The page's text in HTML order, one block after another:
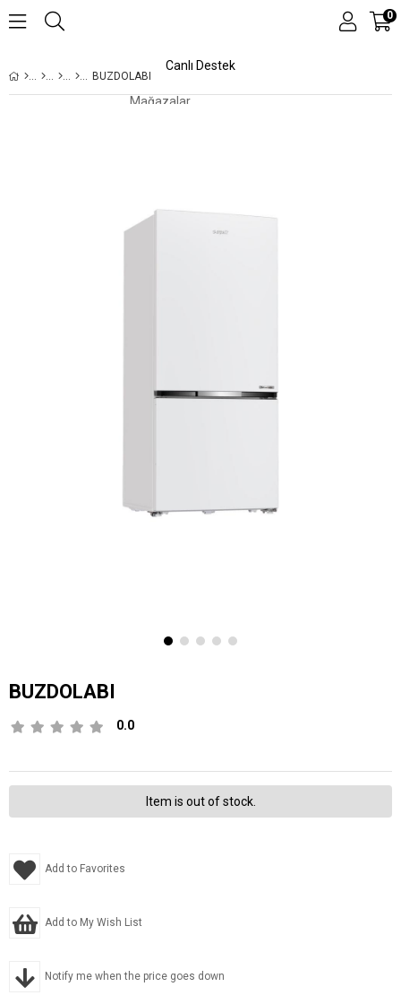
Canlı Destek
Mağazalar
0
BUZDOLABI
BUZDOLABI
0.0
Item is out of stock.
Add to Favorites
Add to My Wish List
Notify me when the price goes down